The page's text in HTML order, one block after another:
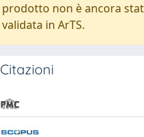
prodotto non è ancora
validata in ArTS.
Citazioni